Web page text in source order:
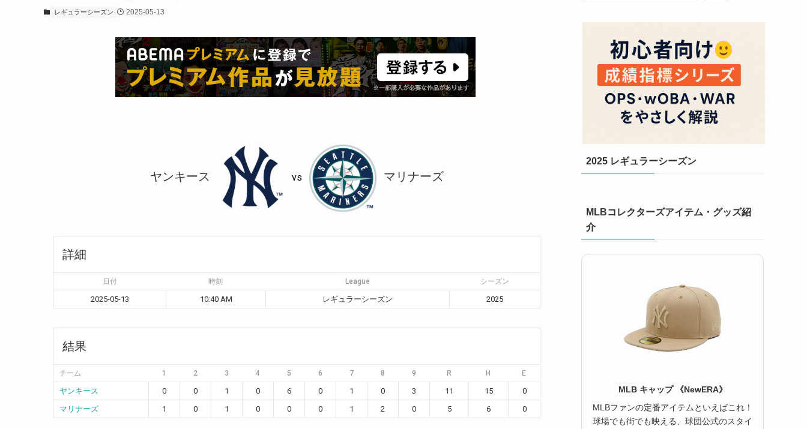
レギュラーシーズン 2025-05-13
ヤンキース vs マリナーズ
詳細
日付 時刻 League シーズン
2025-05-13 10:40 AM レギュラーシーズン 2025
結果
チーム 1 2 3 4 5 6 7 8 9 R H E
ヤンキース 0 0 1 0 6 0 1 0 3 11 15
0
マリナーズ
1 0 1 0 0 0 1 2 0 5 6 0
2025 レギュラーシーズン
MLBコレクターズアイテム・グッズ紹
介
MLB キャップ 《NewERA》
MLBファンの定番アイテムといえばこれ！
球場でも街でも映える、球団公式のスタイ